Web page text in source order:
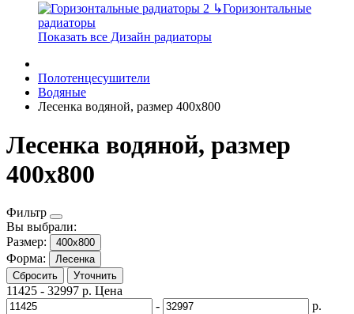
↳Горизонтальные
радиаторы
Показать все Дизайн радиаторы
Полотенцесушители
Водяные
Лесенка водяной, размер 400х800
Лесенка водяной, размер
400х800
Фильтр
Вы выбрали:
Размер:
400х800
Форма:
Лесенка
Сбросить
Уточнить
11425 - 32997 р. Цена
-
р.